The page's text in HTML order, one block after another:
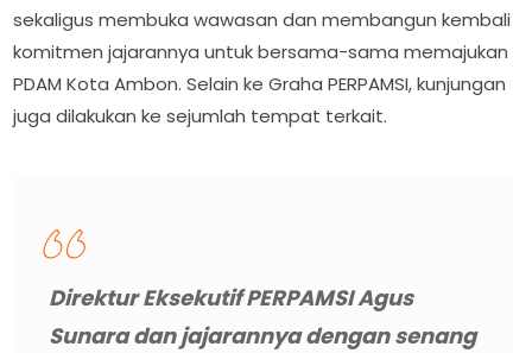
sekaligus membuka wawasan dan membangun kembali
komitmen jajarannya untuk bersama-sama memajukan
PDAM Kota Ambon. Selain ke Graha PERPAMSI, kunjungan
juga dilakukan ke sejumlah tempat terkait.
Direktur Eksekutif PERPAMSI Agus
Sunara dan jajarannya dengan senang